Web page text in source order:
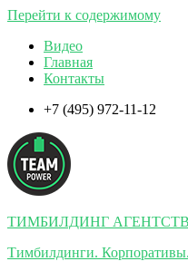
Перейти к содержимому
Видео
Главная
Контакты
+7 (495) 972-11-12
ТИМБИЛДИНГ
Тимбилдинги.